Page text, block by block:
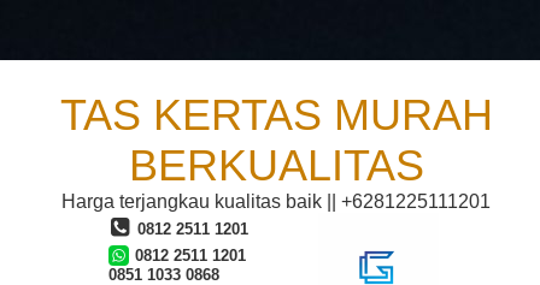
TAS KERTAS MURAH
BERKUALITAS
Harga terjangkau kualitas baik || +6281225111201
0812 2511 1201
0812 2511 1201
0851 1033 0868